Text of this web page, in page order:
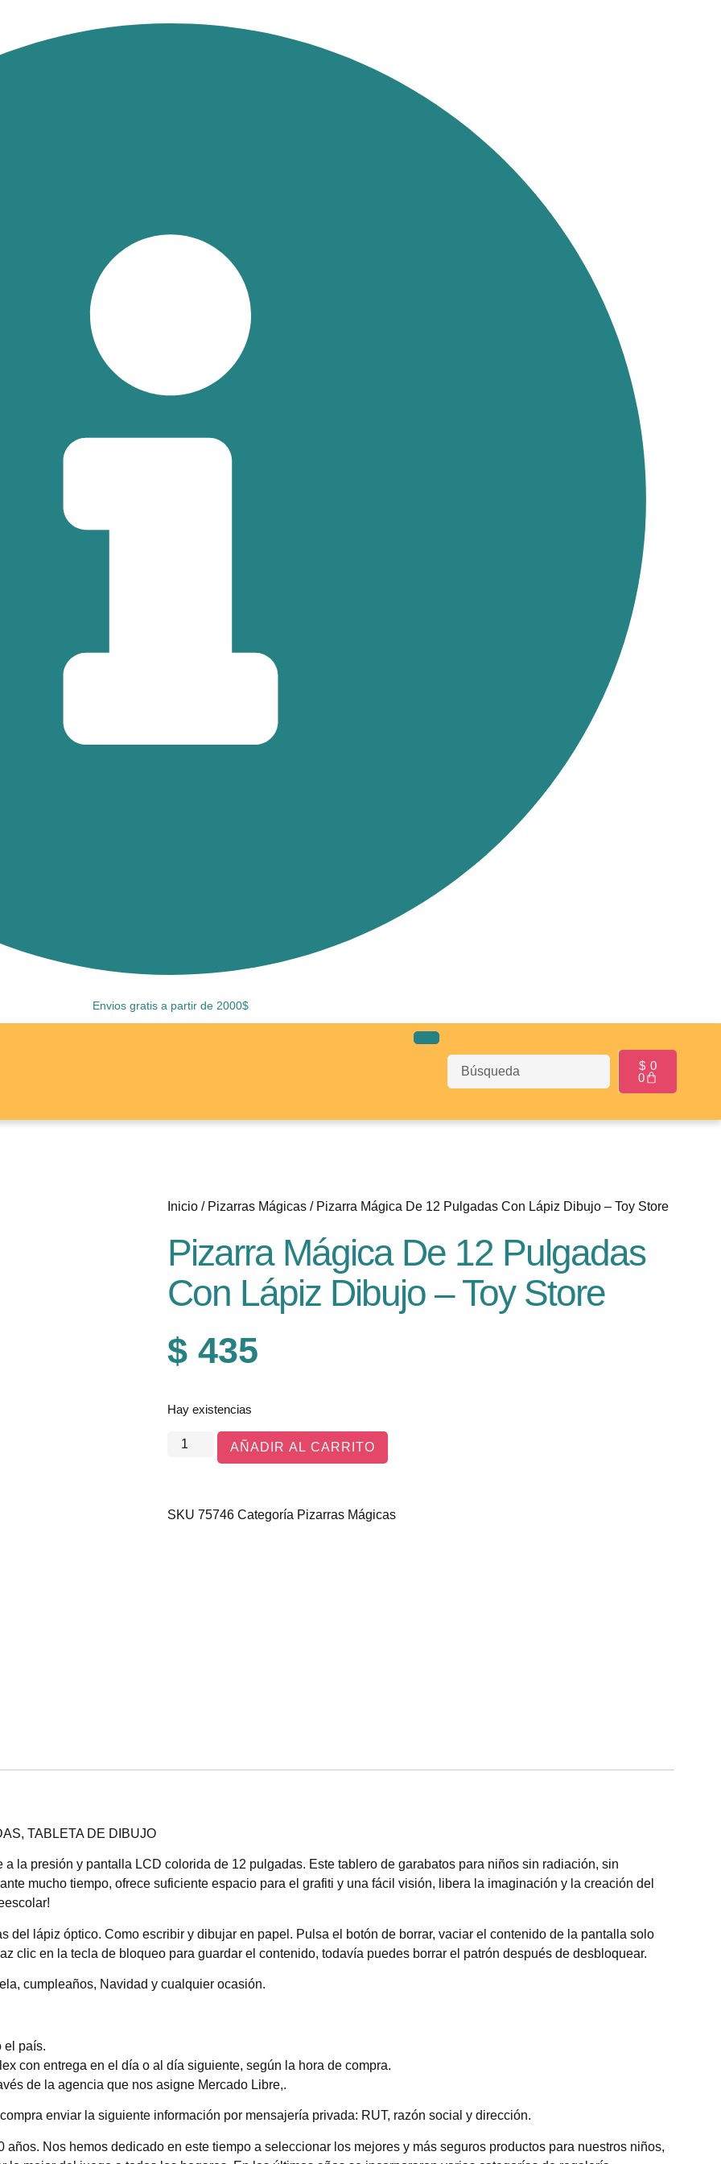
Envios gratis a partir de 2000$
$ 0
0
Inicio / Pizarras Mágicas / Pizarra Mágica De 12 Pulgadas Con Lápiz Dibujo – Toy Store
Pizarra Mágica De 12 Pulgadas
Con Lápiz Dibujo – Toy Store
$ 435
Hay existencias
AÑADIR AL CARRITO
SKU 75746 Categoría Pizarras Mágicas
TABLETA DE DIBUJO
la presión y pantalla LCD colorida de 12 pulgadas. Este tablero de garabatos para niños sin radiación, sin
mucho tiempo, ofrece suficiente espacio para el grafiti y una fácil visión, libera la imaginación y la creación del
del lápiz óptico. Como escribir y dibujar en papel. Pulsa el botón de borrar, vaciar el contenido de la pantalla solo
clic en la tecla de bloqueo para guardar el contenido, todavía puedes borrar el patrón después de desbloquear.
cumpleaños, Navidad y cualquier ocasión.
el país.
con entrega en el día o al día siguiente, según la hora de compra.
de la agencia que nos asigne Mercado Libre,.
enviar la siguiente información por mensajería privada: RUT, razón social y dirección.
Nos hemos dedicado en este tiempo a seleccionar los mejores y más seguros productos para nuestros niños,